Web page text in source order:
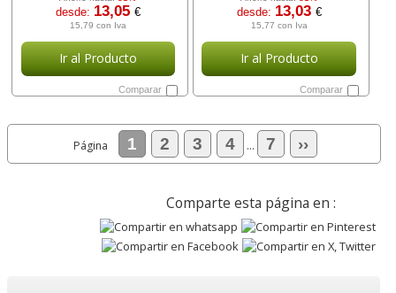
desde: 13,05 €
15,79 con Iva
Ir al Producto
Comparar
desde: 13,03 €
15,77 con Iva
Ir al Producto
Comparar
Página 1 2 3 4 ... 7 ››
Comparte esta página en :